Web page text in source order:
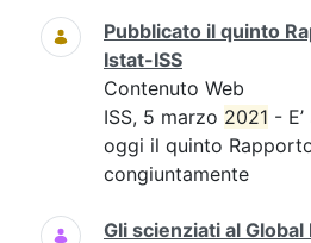
Pubblicato il quinto
Istat-ISS
Contenuto Web
ISS, 5 marzo 2021 -
oggi il quinto
congiuntamente
Gli scienziati al